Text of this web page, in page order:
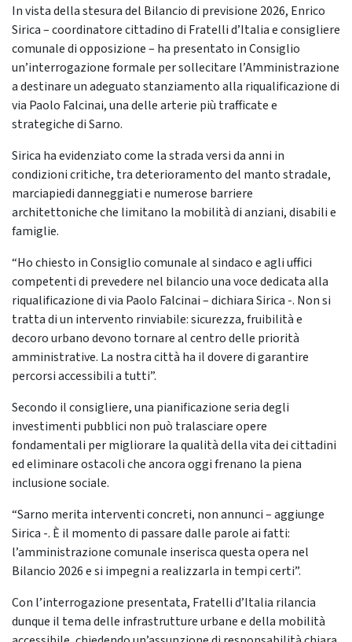
In vista della stesura del Bilancio di previsione 2026, Enrico
Sirica – coordinatore cittadino di Fratelli d’Italia e consigliere
comunale di opposizione – ha presentato in Consiglio
un’interrogazione formale per sollecitare l’Amministrazione
a destinare un adeguato stanziamento alla riqualificazione di
via Paolo Falcinai, una delle arterie più trafficate e
strategiche di Sarno.
Sirica ha evidenziato come la strada versi da anni in
condizioni critiche, tra deterioramento del manto stradale,
marciapiedi danneggiati e numerose barriere
architettoniche che limitano la mobilità di anziani, disabili e
famiglie.
“Ho chiesto in Consiglio comunale al sindaco e agli uffici
competenti di prevedere nel bilancio una voce dedicata alla
riqualificazione di via Paolo Falcinai – dichiara Sirica -. Non si
tratta di un intervento rinviabile: sicurezza, fruibilità e
decoro urbano devono tornare al centro delle priorità
amministrative. La nostra città ha il dovere di garantire
percorsi accessibili a tutti”.
Secondo il consigliere, una pianificazione seria degli
investimenti pubblici non può tralasciare opere
fondamentali per migliorare la qualità della vita dei cittadini
ed eliminare ostacoli che ancora oggi frenano la piena
inclusione sociale.
“Sarno merita interventi concreti, non annunci – aggiunge
Sirica -. È il momento di passare dalle parole ai fatti:
l’amministrazione comunale inserisca questa opera nel
Bilancio 2026 e si impegni a realizzarla in tempi certi”.
Con l’interrogazione presentata, Fratelli d’Italia rilancia
dunque il tema delle infrastrutture urbane e della mobilità